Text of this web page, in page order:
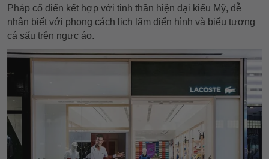
Pháp cổ điển kết hợp với tinh thần hiện đại kiểu Mỹ, dễ
nhận biết với phong cách lịch lãm điển hình và biểu tượng
cá sấu trên ngực áo.